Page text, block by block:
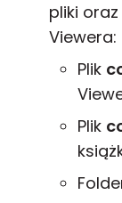
pliki
Viewera:
Plik
Plik